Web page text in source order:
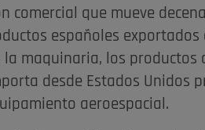
comercial que mueve
españoles
la maquinaria, los
desde Estados Unidos
aeroespacial.